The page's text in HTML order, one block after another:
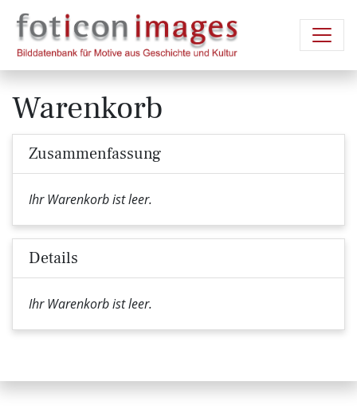
Warenkorb
Zusammenfassung
Ihr Warenkorb ist leer.
Details
Ihr Warenkorb ist leer.